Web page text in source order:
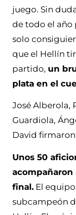
juego. Sin
de todo el año
solo
que el Hellín
partido, un
plata en el
José Alberola,
Guardiola,
David
Unos 50
acompañaron
final. El
subcampeón